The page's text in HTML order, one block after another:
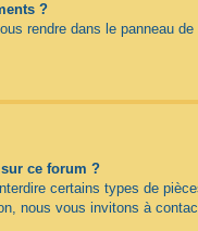
?
rendre dans le panneau
ce forum ?
certains types de
nous vous invitons à